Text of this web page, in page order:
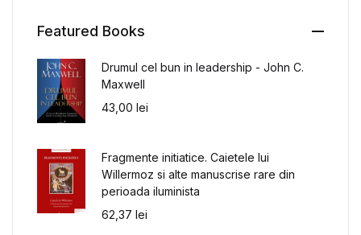
Featured Books
Drumul cel bun in leadership - John C.
Maxwell
43,00 lei
Fragmente initiatice. Caietele lui
Willermoz si alte manuscrise rare din
perioada iluminista
62,37 lei